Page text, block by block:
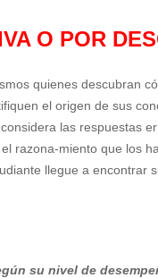
O POR
quienes descubran
el origen de sus
las respuestas
razona-miento que los
llegue a encontrar
su nivel de